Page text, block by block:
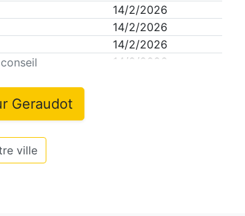
14/2/2026
14/2/2026
14/2/2026
14/2/2026
Geraudot
ville